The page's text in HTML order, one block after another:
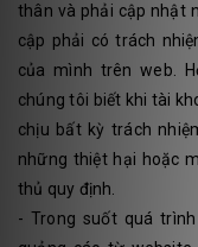
thân và phải cập nhật
cập phải có trách
của mình trên web.
chúng tôi biết khi tài
chịu bất kỳ trách
những thiệt hại hoặc
thủ quy định.
- Trong suốt quá